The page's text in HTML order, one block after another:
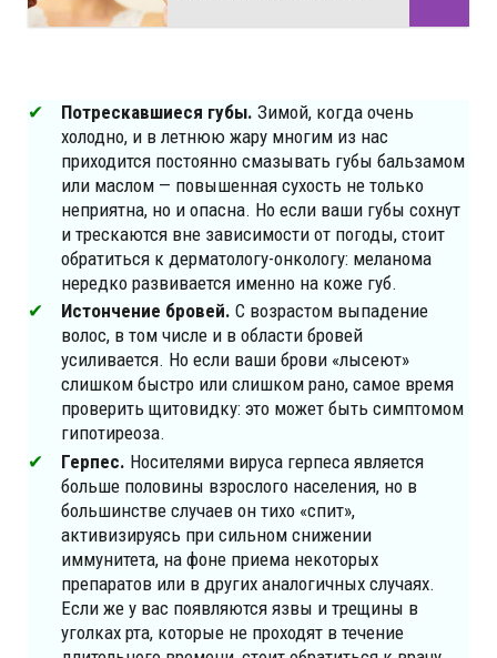
Потрескавшиеся губы. Зимой, когда очень
холодно, и в летнюю жару многим из нас
приходится постоянно смазывать губы бальзамом
или маслом — повышенная сухость не только
неприятна, но и опасна. Но если ваши губы сохнут
и трескаются вне зависимости от погоды, стоит
обратиться к дерматологу-онкологу: меланома
нередко развивается именно на коже губ.
Истончение бровей. С возрастом выпадение
волос, в том числе и в области бровей
усиливается. Но если ваши брови «лысеют»
слишком быстро или слишком рано, самое время
проверить щитовидку: это может быть симптомом
гипотиреоза.
Герпес. Носителями вируса герпеса является
больше половины взрослого населения, но в
большинстве случаев он тихо «спит»,
активизируясь при сильном снижении
иммунитета, на фоне приема некоторых
препаратов или в других аналогичных случаях.
Если же у вас появляются язвы и трещины в
уголках рта, которые не проходят в течение